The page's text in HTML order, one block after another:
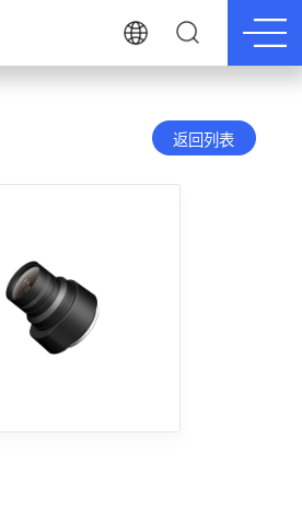
返回列表